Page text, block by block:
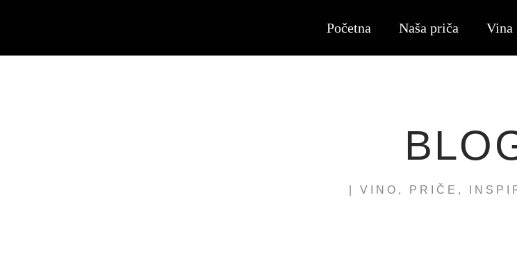
Početna Naša priča Vina
| VINO, PRIČE,